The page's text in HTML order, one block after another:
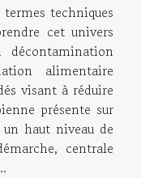
techniques
cet univers
décontamination
alimentaire
visant à réduire
présente sur
haut niveau de
centrale